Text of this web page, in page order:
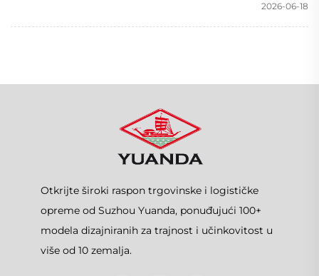
2026-06-18
Otkrijte široki raspon trgovinske i logističke
opreme od Suzhou Yuanda, ponuđujući 100+
modela dizajniranih za trajnost i učinkovitost u
više od 10 zemalja.